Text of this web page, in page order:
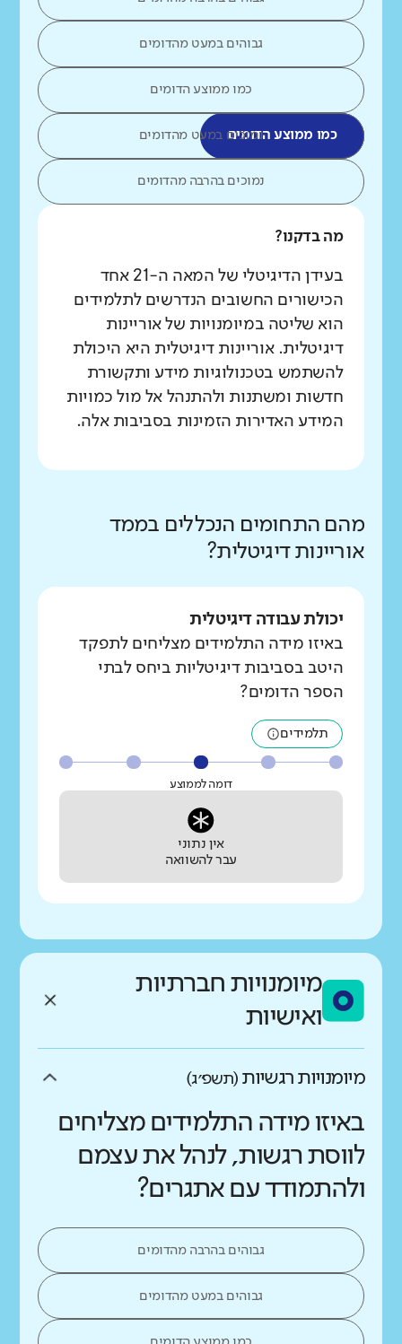
גבוהים במעט מהדומים
כמו ממוצע הדומים
כמו ממוצע הדומיםנמוכים במעט מהדומים
נמוכים בהרבה מהדומים
מה בדקנו?
בעידן הדיגיטלי של המאה ה-21 אחד
הכישורים החשובים הנדרשים לתלמידים
הוא שליטה במיומנויות של אוריינות
דיגיטלית. אוריינות דיגיטלית היא היכולת
להשתמש בטכנולוגיות מידע ותקשורת
חדשות ומשתנות ולהתנהל אל מול כמויות
המידע האדירות הזמינות בסביבות אלה.
מהם התחומים הנכללים בממד
אוריינות דיגיטלית?
יכולת עבודה דיגיטלית
באיזו מידה התלמידים מצליחים לתפקד
היטב בסביבות דיגיטליות ביחס לבתי
הספר הדומים?
תלמידים
דומה לממוצע
אין נתוני
עבר להשוואה
מיומנויות חברתיות
ואישיות
מיומנויות רגשיות (תשפ״ג)
באיזו מידה התלמידים מצליחים
לווסת רגשות, לנהל את עצמם
ולהתמודד עם אתגרים?
גבוהים בהרבה מהדומים
גבוהים במעט מהדומים